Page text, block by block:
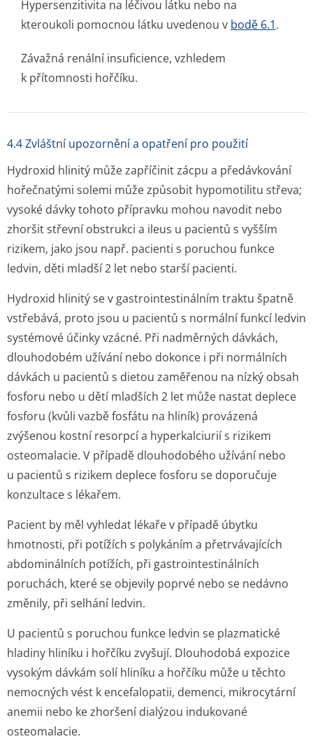
Hypersenzitivita na léčivou látku nebo na
kteroukoli pomocnou látku uvedenou v bodě 6.1.
Závažná renální insuficience, vzhledem
k přítomnosti hořčíku.
4.4 Zvláštní upozornění a opatření pro použití
Hydroxid hlinitý může zapříčinit zácpu a předávkování
hořečnatými solemi může způsobit hypomotilitu střeva;
vysoké dávky tohoto přípravku mohou navodit nebo
zhoršit střevní obstrukci a ileus u pacientů s vyšším
rizikem, jako jsou např. pacienti s poruchou funkce
ledvin, děti mladší 2 let nebo starší pacienti.
Hydroxid hlinitý se v gastrointes­tinálním traktu špatně
vstřebává, proto jsou u pacientů s normální funkcí ledvin
systémové účinky vzácné. Při nadměrných dávkách,
dlouhodobém užívání nebo dokonce i při normálních
dávkách u pacientů s dietou zaměřenou na nízký obsah
fosforu nebo u dětí mladších 2 let může nastat deplece
fosforu (kvůli vazbě fosfátu na hliník) provázená
zvýšenou kostní resorpcí a hyperkalciurií s rizikem
osteomalacie. V případě dlouhodobého užívání nebo
u pacientů s rizikem deplece fosforu se doporučuje
konzultace s lékařem.
Pacient by měl vyhledat lékaře v případě úbytku
hmotnosti, při potížích s polykáním a přetrvávajících
abdominálních potížích, při gastrointesti­nálních
poruchách, které se objevily poprvé nebo se nedávno
změnily, při selhání ledvin.
U pacientů s poruchou funkce ledvin se plazmatické
hladiny hliníku i hořčíku zvyšují. Dlouhodobá expozice
vysokým dávkám solí hliníku a hořčíku může u těchto
nemocných vést k encefalopatii, demenci, mikrocytární
anemii nebo ke zhoršení dialýzou indukované
osteomalacie.